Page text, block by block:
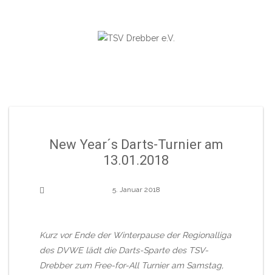
New Year´s Darts-Turnier am
13.01.2018
5. Januar 2018
Kurz vor Ende der Winterpause der Regionalliga
des DVWE lädt die Darts-Sparte des TSV-
Drebber zum Free-for-All Turnier am Samstag,